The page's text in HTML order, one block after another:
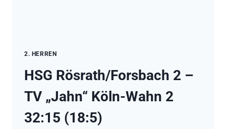
2. HERREN
HSG Rösrath/Forsbach 2 –
TV „Jahn“ Köln-Wahn 2
32:15 (18:5)